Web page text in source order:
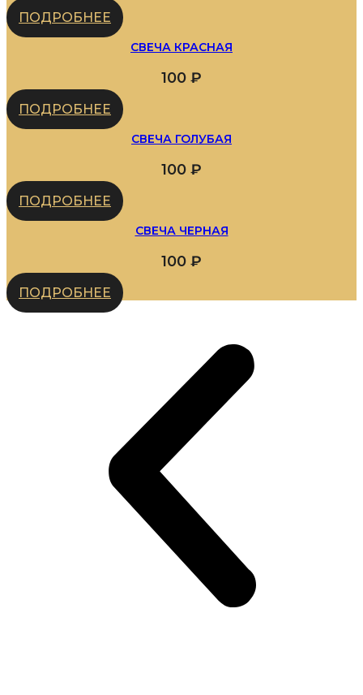
ПОДРОБНЕЕ
СВЕЧА КРАСНАЯ
100 ₽
ПОДРОБНЕЕ
СВЕЧА ГОЛУБАЯ
100 ₽
ПОДРОБНЕЕ
СВЕЧА ЧЕРНАЯ
100 ₽
ПОДРОБНЕЕ